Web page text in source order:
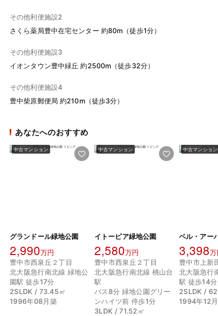
その他利便施設2
さくら薬局豊中在宅センター 約80m（徒歩1分）
その他利便施設3
イオンタウン豊中緑丘 約2500m（徒歩32分）
その他利便施設4
豊中柴原郵便局 約210m（徒歩3分）
あなたへのおすすめ
中古マンション
グランドール緑地公園
2,990万円
豊中市西泉丘２丁目
北大阪急行南北線 緑地公
園駅 徒歩17分
2SLDK / 73.45㎡
1996年08月築
中古マンション
イトーピア緑地公園
2,580万円
豊中市西泉丘２丁目
北大阪急行南北線 桃山台
駅
バス8分 緑地公園グリー
ンハイツ前 停歩1分
3LDK / 71.52㎡
中古マンション
3,398万
豊中市上新
北大阪急行
駅 徒歩14分
2SLDK /
1994年12